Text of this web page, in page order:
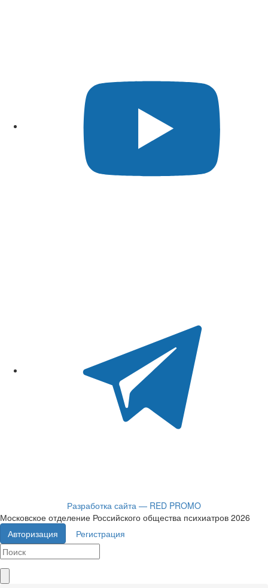
Разработка сайта — RED PROMO
Московское отделение Российского общества психиатров 2026
Авторизация
Регистрация